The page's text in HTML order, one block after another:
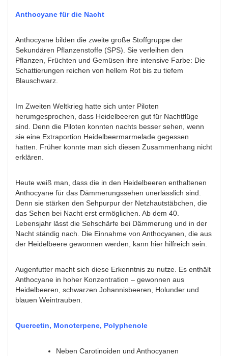
Anthocyane für die Nacht
Anthocyane bilden die zweite große Stoffgruppe der
Sekundären Pflanzenstoffe (SPS). Sie verleihen den
Pflanzen, Früchten und Gemüsen ihre intensive Farbe: Die
Schattierungen reichen von hellem Rot bis zu tiefem
Blauschwarz.
Im Zweiten Weltkrieg hatte sich unter Piloten
herumgesprochen, dass Heidelbeeren gut für Nachtflüge
sind. Denn die Piloten konnten nachts besser sehen, wenn
sie eine Extraportion Heidelbeermarmelade gegessen
hatten. Früher konnte man sich diesen Zusammenhang nicht
erklären.
Heute weiß man, dass die in den Heidelbeeren enthaltenen
Anthocyane für das Dämmerungssehen unerlässlich sind.
Denn sie stärken den Sehpurpur der Netzhautstäbchen, die
das Sehen bei Nacht erst ermöglichen. Ab dem 40.
Lebensjahr lässt die Sehschärfe bei Dämmerung und in der
Nacht ständig nach. Die Einnahme von Anthocyanen, die aus
der Heidelbeere gewonnen werden, kann hier hilfreich sein.
Augenfutter macht sich diese Erkenntnis zu nutze. Es enthält
Anthocyane in hoher Konzentration – gewonnen aus
Heidelbeeren, schwarzen Johannisbeeren, Holunder und
blauen Weintrauben.
Quercetin, Monoterpene, Polyphenole
Neben Carotinoiden und Anthocyanen